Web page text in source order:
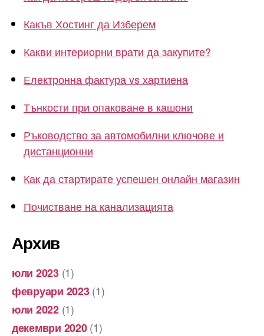
Какъв Хостинг да Изберем
Какви интериорни врати да закупите?
Електронна фактура vs хартиена
Тънкости при опаковане в кашони
Ръководство за автомобилни ключове и
дистанционни
Как да стартирате успешен онлайн магазин
Почистване на канализацията
Архив
юли 2023(1)
февруари 2023(1)
юли 2022(1)
декември 2020(1)